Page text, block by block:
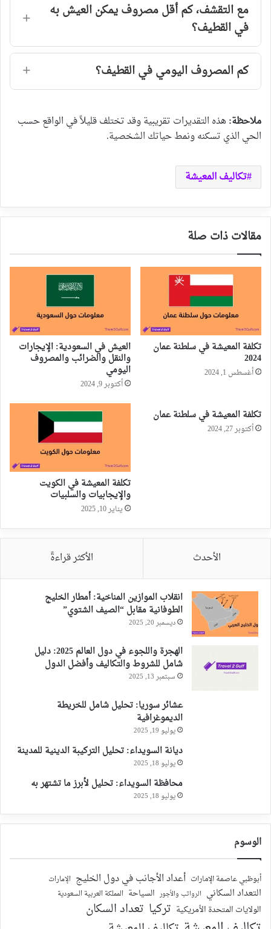
مع التقشف، كم أقل مصروف يمكن العيش به
في القطيف؟
كم المصروف اليومي في القطيف؟
ملاحظة: هذه التقديرات تقريبية وقد تختلف قليلاً في الواقع حسب
الحي الذي تسكنه ونمط حياتك الشخصية.
تكاليف المعيشة
مقالات ذات صلة
تكلفة المعيشة في سلطنة عمان
2024
أغسطس 1, 2024
العيش في السعودية: الإيجارات
والنقل والضرائب والمصروف
اليومي
أكتوبر 9, 2024
تكلفة المعيشة في سلطنة عمان
أكتوبر 27, 2024
تكلفة المعيشة في الكويت
والإيجابيات والسلبيات
يناير 10, 2025
الأحدث الأكثر قراءةً
انقلاب الموازين المناخية: أمطار الخليج
الطوفانية مقابل “الصيف الشتوي”
ديسمبر 20, 2025
الهجرة واللجوء في دول العالم 2025: دليل
شامل للشروط والتكاليف وأفضل الدول
سبتمبر 13, 2025
عشائر سوريا: تحليل شامل للخريطة
الديموغرافية
يوليو 19, 2025
ديانة السويداء: تحليل التركيبة الدينية للمدينة
يوليو 18, 2025
محافظة السويداء: تحليل لأبرز ما تشتهر به
يوليو 18, 2025
الوسوم
أبوظبي عاصمة الإمارات أعداد الأجانب في دول الخليج الإمارات
التعداد السكاني الرواتب والأجور السياحة المملكة العربية السعودية
الولايات المتحدة الأمريكية تركيا تعداد السكان